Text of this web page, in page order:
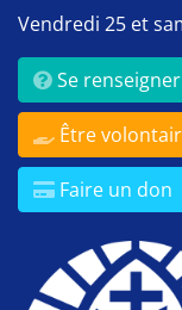
Vendredi 25 et
Se renseigner
Être
Faire un don